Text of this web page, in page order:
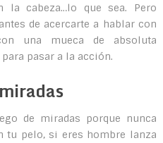
la cabeza…lo que sea. Pero
de acercarte a hablar con
una mueca de absoluta
pasar a la acción.
de miradas porque nunca
tu pelo, si eres hombre lanza